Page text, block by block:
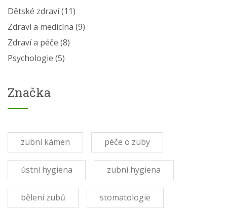
Dětské zdraví(11)
Zdraví a medicína (9)
Zdraví a péče (8)
Psychologie (5)
Značka
zubní kámen péče o zuby
ústní hygiena zubní hygiena
bělení zubů stomatologie